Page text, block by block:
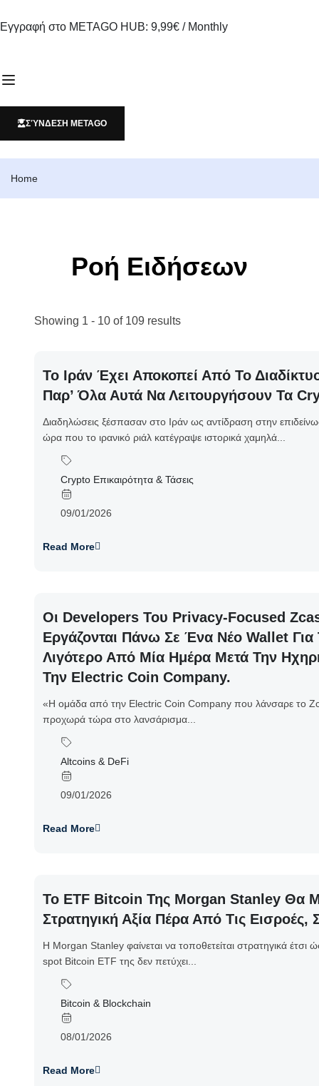
Εγγραφή στο METAGO HUB: 9,99€ / Monthly
ΣΎΝΔΕΣΗ METAGO
Home
Ροή Ειδήσεων
Showing 1 - 10 of 109 results
Το Ιράν Έχει Αποκοπεί Από Το
Παρ’ Όλα Αυτά Να Λειτουργήσουν Τα
Διαδηλώσεις ξέσπασαν στο Ιράν ως αντίδραση στην
ώρα που το ιρανικό ριάλ κατέγραψε ιστορικά χαμηλά...
Crypto Επικαιρότητα & Τάσεις
09/01/2026
Read More
Οι Developers Του Privacy-Focused
Εργάζονται Πάνω Σε Ένα Νέο Wallet
Λιγότερο Από Μία Ημέρα Μετά Την
Την Electric Coin Company.
«Η ομάδα από την Electric Coin Company που λάνσαρε το
προχωρά τώρα στο λανσάρισμα...
Altcoins & DeFi
09/01/2026
Read More
Το ETF Bitcoin Της Morgan Stanley Θα
Στρατηγική Αξία Πέρα Από Τις
Η Morgan Stanley φαίνεται να τοποθετείται στρατηγικά έτσι
spot Bitcoin ETF της δεν πετύχει...
Bitcoin & Blockchain
08/01/2026
Read More